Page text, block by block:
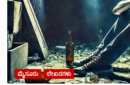
ಮೈಸೂರು ಲೇಖನಗಳು